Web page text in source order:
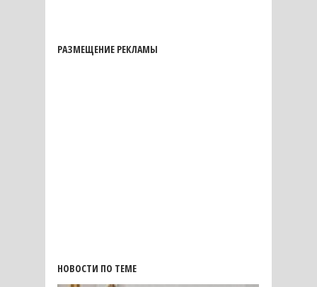
РАЗМЕЩЕНИЕ РЕКЛАМЫ
НОВОСТИ ПО ТЕМЕ